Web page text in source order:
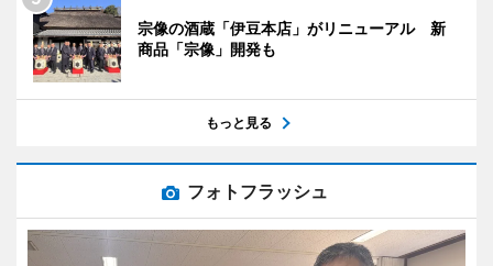
宗像の酒蔵「伊豆本店」がリニューアル 新
商品「宗像」開発も
もっと見る
フォトフラッシュ